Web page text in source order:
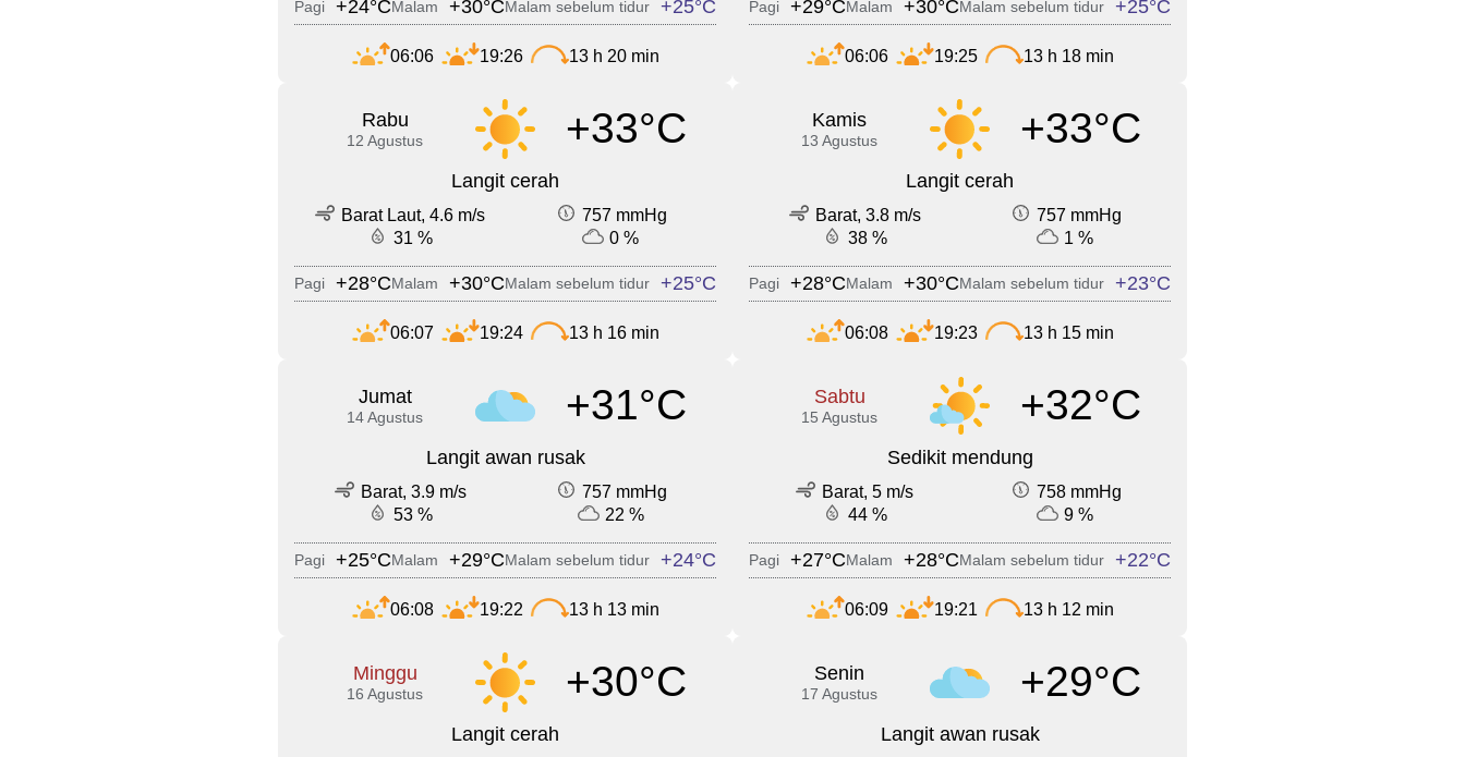
Pagi +24°CMalam +30°CMalam sebelum tidur +25°C
06:06 19:26 13 h 20 min
Pagi +29°CMalam +30°CMalam sebelum tidur +25°C
06:06 19:25 13 h 18 min
Rabu
12 Agustus +33°C
Langit cerah
Barat Laut, 4.6 m/s
757 mmHg
31 %
0 %
Pagi +28°CMalam +30°CMalam sebelum tidur +25°C
06:07 19:24 13 h 16 min
Kamis
13 Agustus +33°C
Langit cerah
Barat, 3.8 m/s
757 mmHg
38 %
1 %
Pagi +28°CMalam +30°CMalam sebelum tidur +23°C
06:08 19:23 13 h 15 min
Jumat
14 Agustus +31°C
Langit awan rusak
Barat, 3.9 m/s
757 mmHg
53 %
22 %
Pagi +25°CMalam +29°CMalam sebelum tidur +24°C
06:08 19:22 13 h 13 min
Sabtu
15 Agustus +32°C
Sedikit mendung
Barat, 5 m/s
758 mmHg
44 %
9 %
Pagi +27°CMalam +28°CMalam sebelum tidur +22°C
06:09 19:21 13 h 12 min
Minggu
16 Agustus +30°C
Langit cerah
Senin
17 Agustus +29°C
Langit awan rusak